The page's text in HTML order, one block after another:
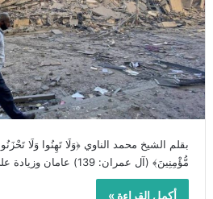
بقلم الشيخ محمد الناوي ﴿وَلَا تَهِنُوا وَلَا
مُّؤْمِنِينَ﴾ (آل عمران: 139) عامان وزيادة على طوفان…
أكمل القراءة »